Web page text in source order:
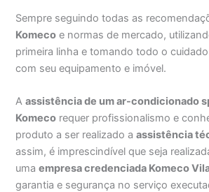
Sempre seguindo todas as
Komeco e normas de mercado,
primeira linha e tomando todo o
com seu equipamento e imóvel.
Aassistência de um ar-condicionado
Komeco requer profissionalismo e
produto a ser realizado aassistência
assim, é imprescindível que seja
umaempresa credenciada Komeco
garantia e segurança no serviço